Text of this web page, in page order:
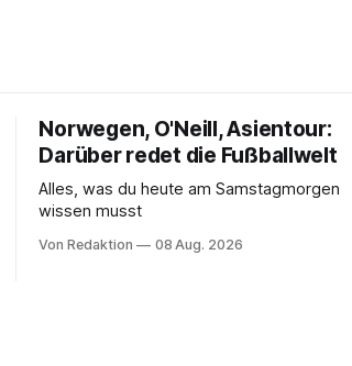
Norwegen, O'Neill, Asientour:
Darüber redet die Fußballwelt
Alles, was du heute am Samstagmorgen
wissen musst
Von Redaktion 08 Aug. 2026